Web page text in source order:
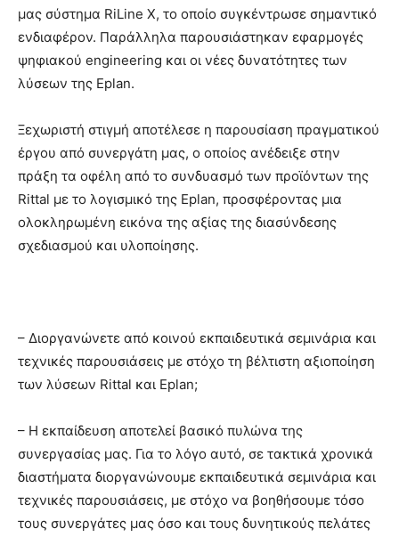
μας σύστημα RiLine X, το οποίο συγκέντρωσε σημαντικό
ενδιαφέρον. Παράλληλα παρουσιάστηκαν εφαρμογές
ψηφιακού engineering και οι νέες δυνατότητες των
λύσεων της Eplan.
Ξεχωριστή στιγμή αποτέλεσε η παρουσίαση πραγματικού
έργου από συνεργάτη μας, ο οποίος ανέδειξε στην
πράξη τα οφέλη από το συνδυασμό των προϊόντων της
Rittal με το λογισμικό της Eplan, προσφέροντας μια
ολοκληρωμένη εικόνα της αξίας της διασύνδεσης
σχεδιασμού και υλοποίησης.
– Διοργανώνετε από κοινού εκπαιδευτικά σεμινάρια και
τεχνικές παρουσιάσεις με στόχο τη βέλτιστη αξιοποίηση
των λύσεων Rittal και Eplan;
– Η εκπαίδευση αποτελεί βασικό πυλώνα της
συνεργασίας μας. Για το λόγο αυτό, σε τακτικά χρονικά
διαστήματα διοργανώνουμε εκπαιδευτικά σεμινάρια και
τεχνικές παρουσιάσεις, με στόχο να βοηθήσουμε τόσο
τους συνεργάτες μας όσο και τους δυνητικούς πελάτες